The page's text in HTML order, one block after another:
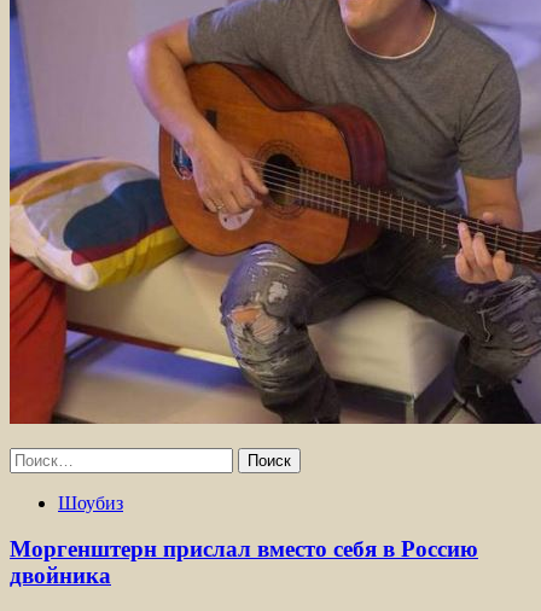
Найти:
Шоубиз
Моргенштерн прислал вместо себя в Россию
двойника